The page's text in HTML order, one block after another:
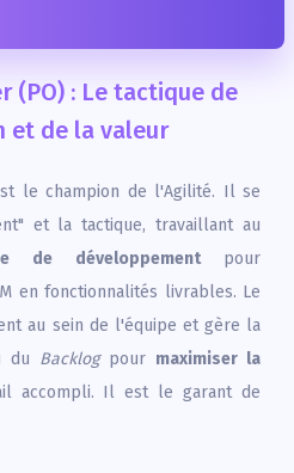
(PO) : Le tactique de
et de la valeur
le champion de l'Agilité. Il se
et la tactique, travaillant au
de développement pour
en fonctionnalités livrables. Le
au sein de l'équipe et gère la
du Backlogpour maximiser la
accompli. Il est le garant de